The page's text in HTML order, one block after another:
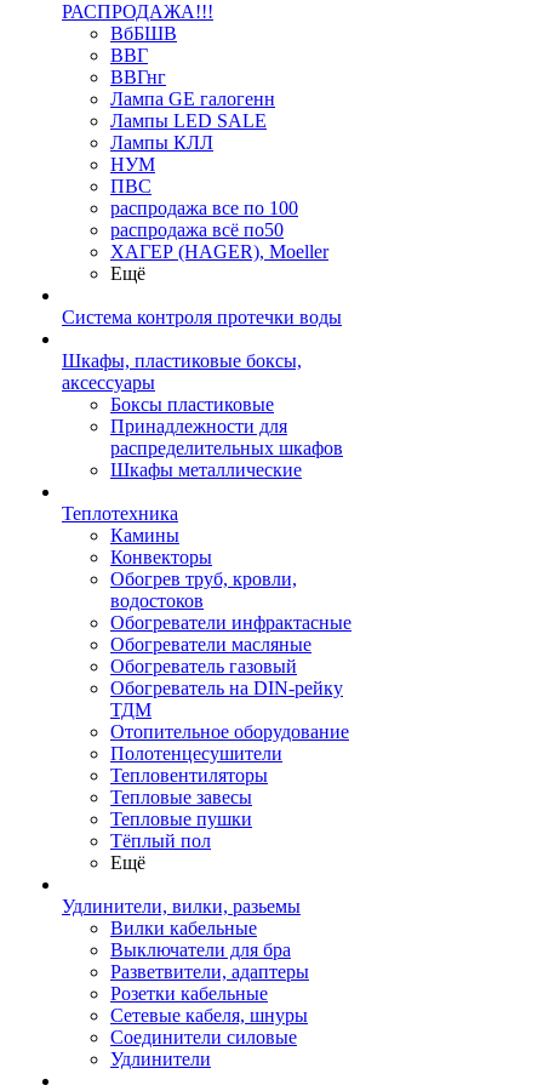
РАСПРОДАЖА!!!
ВбБШВ
ВВГ
ВВГнг
Лампа GE галогенн
Лампы LED SALE
Лампы КЛЛ
НУМ
ПВС
распродажа все по 100
распродажа всё по50
ХАГЕР (HAGER), Moeller
Ещё
Система контроля протечки воды
Шкафы, пластиковые боксы,
аксессуары
Боксы пластиковые
Принадлежности для
распределительных шкафов
Шкафы металлические
Теплотехника
Камины
Конвекторы
Обогрев труб, кровли,
водостоков
Обогреватели инфрактасные
Обогреватели масляные
Обогреватель газовый
Обогреватель на DIN-рейку
ТДМ
Отопительное оборудование
Полотенцесушители
Тепловентиляторы
Тепловые завесы
Тепловые пушки
Тёплый пол
Ещё
Удлинители, вилки, разьемы
Вилки кабельные
Выключатели для бра
Разветвители, адаптеры
Розетки кабельные
Сетевые кабеля, шнуры
Соединители силовые
Удлинители